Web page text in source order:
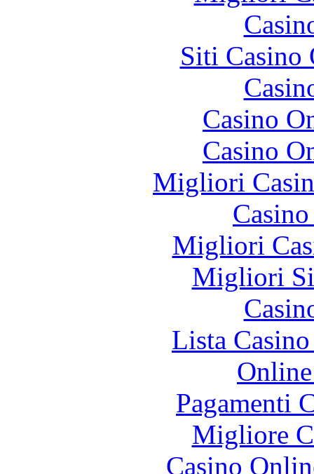
Siti Casino
Casino
Casino
Migliori
Migliori
Migliori
Lista
Pagamenti
Migliore
Casino